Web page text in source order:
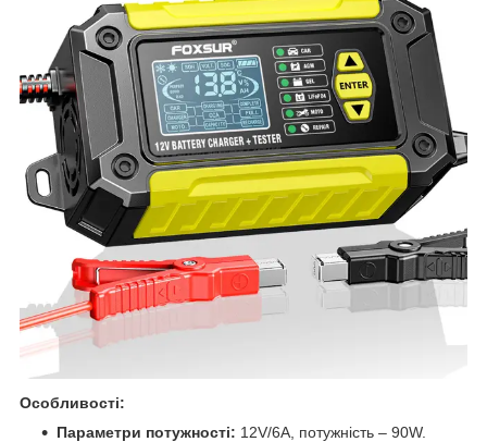
Особливості:
Параметри потужності: 12V/6A, потужність – 90W.